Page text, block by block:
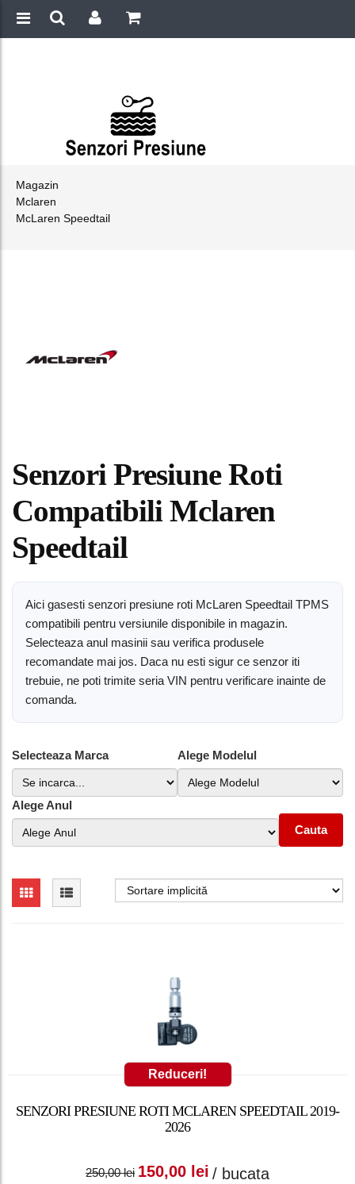
Magazin
Mclaren
McLaren Speedtail
Senzori Presiune Roti
Compatibili Mclaren
Speedtail
Aici gasesti senzori presiune roti McLaren Speedtail TPMS
compatibili pentru versiunile disponibile in magazin.
Selecteaza anul masinii sau verifica produsele
recomandate mai jos. Daca nu esti sigur ce senzor iti
trebuie, ne poti trimite seria VIN pentru verificare inainte de
comanda.
Selecteaza Marca Alege Modelul
Alege Anul
Cauta
Reduceri!
SENZORI PRESIUNE ROTI MCLAREN SPEEDTAIL 2019-
2026
250,00lei
Prețul inițial a fost:
150,00 lei
Prețul curent
/ bucata